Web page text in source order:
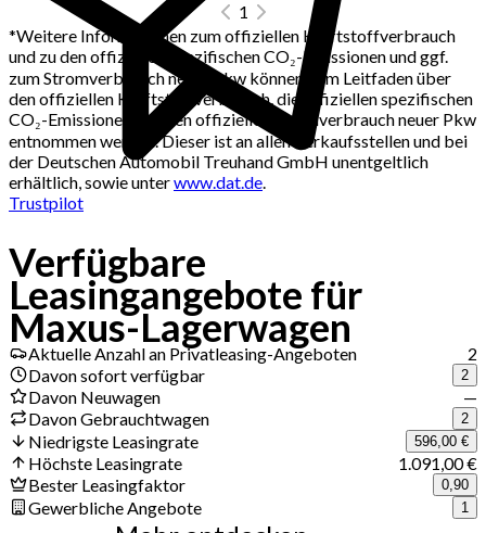
Jetzt Deals erhalten
1
*Weitere Informationen zum offiziellen Kraftstoffverbrauch
und zu den offiziellen spezifischen CO₂-Emissionen und ggf.
zum Stromverbrauch neuer Pkw können dem Leitfaden über
den offiziellen Kraftstoffverbrauch, die offiziellen spezifischen
CO₂-Emissionen und den offiziellen Stromverbrauch neuer Pkw
entnommen werden. Dieser ist an allen Verkaufsstellen und bei
der Deutschen Automobil Treuhand GmbH unentgeltlich
erhältlich, sowie unterwww.dat.de
Trustpilot
Verfügbare
Leasingangebote für
Maxus-Lagerwagen
Aktuelle Anzahl an Privatleasing-Angeboten
2
Davon sofort verfügbar
2
Davon Neuwagen
—
Davon Gebrauchtwagen
2
Niedrigste Leasingrate 596,00 €
Höchste Leasingrate
1.091,00 €
Bester Leasingfaktor
0,90
Gewerbliche Angebote 1